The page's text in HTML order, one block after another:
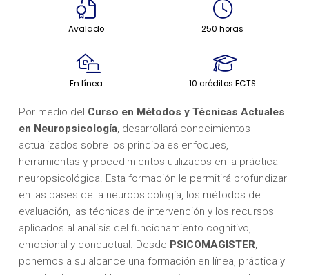
Avalado 250 horas
En línea 10 créditos ECTS
Por medio del Curso en Métodos y Técnicas Actuales
en Neuropsicología, desarrollará conocimientos
actualizados sobre los principales enfoques,
herramientas y procedimientos utilizados en la práctica
neuropsicológica. Esta formación le permitirá profundizar
en las bases de la neuropsicología, los métodos de
evaluación, las técnicas de intervención y los recursos
aplicados al análisis del funcionamiento cognitivo,
emocional y conductual. Desde PSICOMAGISTER
ponemos a su alcance una formación en línea, práctica y